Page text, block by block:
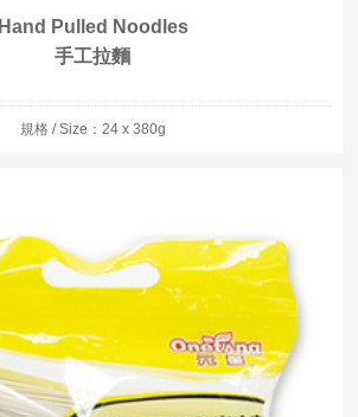
Hand Pulled Noodles
手工拉麵
規格 / Size：24 x 380g